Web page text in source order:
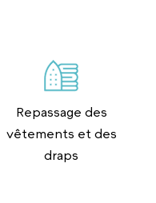
Repassage des
vêtements et des
draps